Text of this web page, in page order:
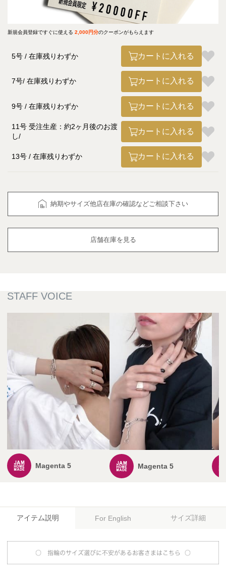
新規会員登録ですぐに使える 2,000円分のクーポンがもらえます
5号 在庫残りわずか カートに入れる
7号 在庫残りわずか カートに入れる
9号 在庫残りわずか カートに入れる
11号 受注生産：約2ヶ月後のお渡
し
カートに入れる
13号 在庫残りわずか カートに入れる
納期やサイズ他店在庫の確認などご相談下さい
店舗在庫を見る
Magenta 5 Magenta 5
アイテム説明 For English サイズ詳細